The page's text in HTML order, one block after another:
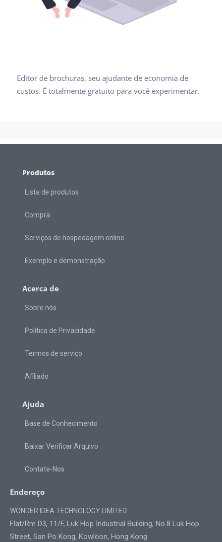
Editor de brochuras, seu ajudante de economia de
custos. É totalmente gratuito para você experimentar.
Produtos
Lista de produtos
Compra
Serviços de hospedagem online
Exemplo e demonstração
Acerca de
Sobre nós
Política de Privacidade
Termos de serviço
Afiliado
Ajuda
Base de Conhecimento
Baixar Verificar Arquivo
Contate-Nos
Endereço
WONDER IDEA TECHNOLOGY LIMITED
Flat/Rm D3, 11/F, Luk Hop Industrial Building, No.8 Luk Hop
Street, San Po Kong, Kowloon, Hong Kong